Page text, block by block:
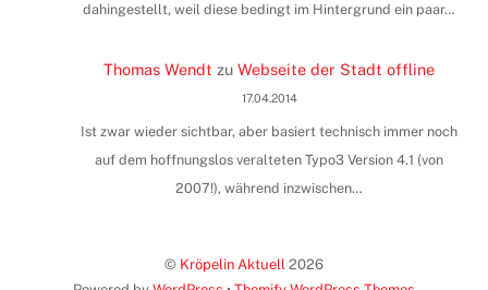
dahingestellt, weil diese bedingt im Hintergrund ein paar…
Thomas Wendt zuWebseite der Stadt offline
17.04.2014
Ist zwar wieder sichtbar, aber basiert technisch immer noch
auf dem hoffnungslos veralteten Typo3 Version 4.1 (von
2007!), während inzwischen…
© Kröpelin Aktuell 2026